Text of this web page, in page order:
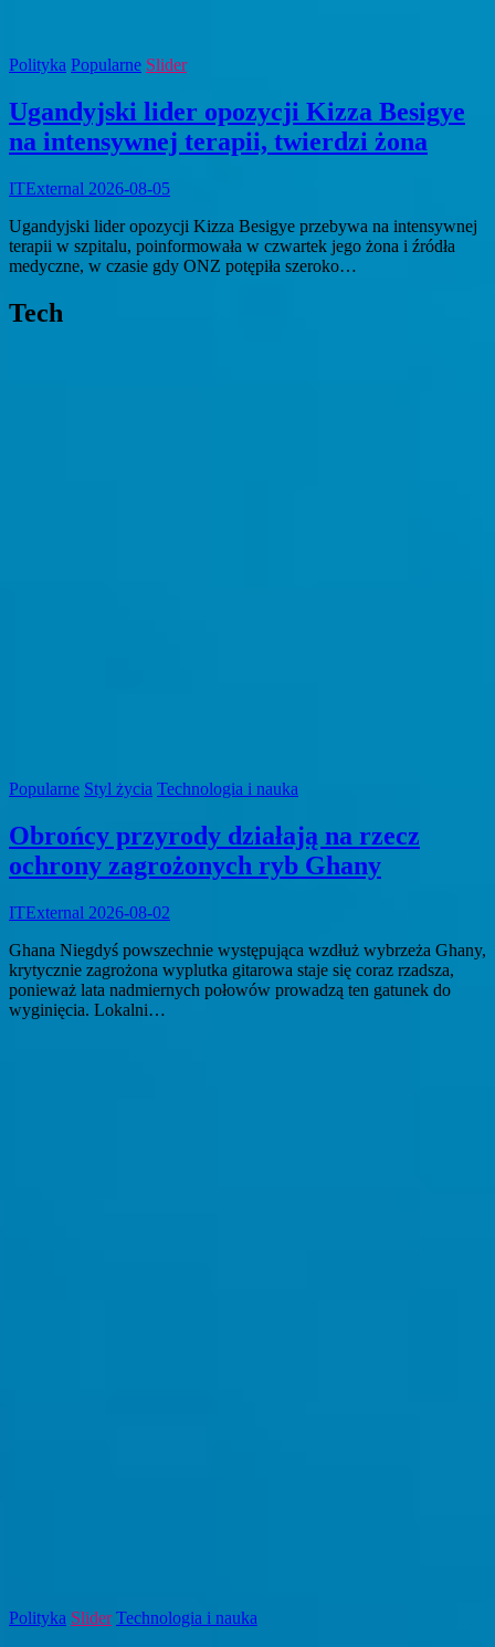
Polityka Popularne Slider
Ugandyjski lider opozycji Kizza Besigye
na intensywnej terapii, twierdzi żona
ITExternal 2026-08-05
Ugandyjski lider opozycji Kizza Besigye przebywa na intensywnej
terapii w szpitalu, poinformowała w czwartek jego żona i źródła
medyczne, w czasie gdy ONZ potępiła szeroko…
Tech
Popularne Styl życia Technologia i nauka
Obrońcy przyrody działają na rzecz
ochrony zagrożonych ryb Ghany
ITExternal 2026-08-02
Ghana Niegdyś powszechnie występująca wzdłuż wybrzeża Ghany,
krytycznie zagrożona wyplutka gitarowa staje się coraz rzadsza,
ponieważ lata nadmiernych połowów prowadzą ten gatunek do
wyginięcia. Lokalni…
Polityka Slider Technologia i nauka